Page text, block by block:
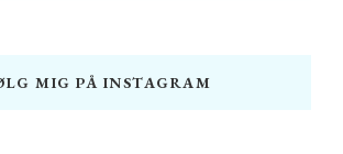
MIG PÅ INSTAGRAM